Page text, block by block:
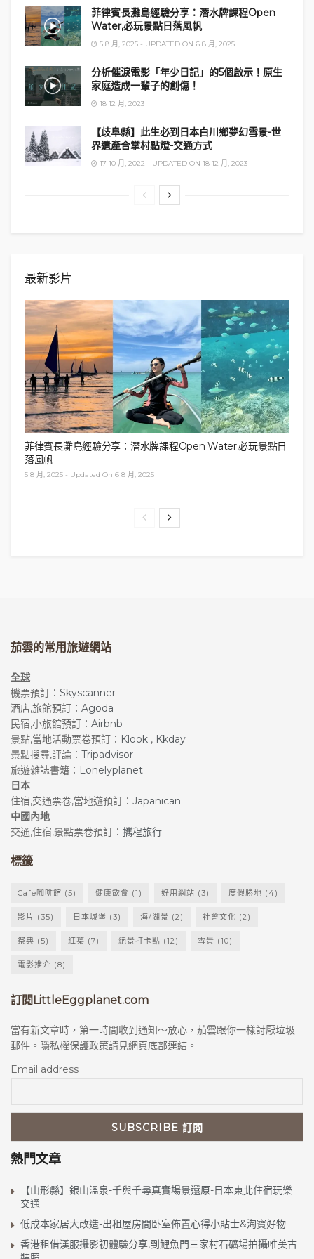
周邊散步
銀山溫泉一帶除了有溫泉街外，其實附近是有郊外散
步徑的，不過冬雪季節並不開放。
其他土產店和餐廳
銀山溫泉街區域的地方真的不大，可逛的商店並不
多，街上兩邊主要是有幾家土產店、工藝品店、和菓
子店和餐廳。
商店一覽（請按此）
銀山溫泉附近並沒有火車直達，需從
到達車站），無需提前預約，只需於入住後、離開銀
相關文章
【精華片段】17天跨越1/4個日本，尋找最美冬雪景色
之旅-東北中部北陸
[含影片]福島縣冬季限定:白雪蓋頂的鶴城,會津若松的
四季景點,祭典活動-日本東北
【東北絕景】福島縣裏磐梯五色沼紅葉之旅遊記-日本
的九寨溝!?
報網站-探索風景打卡好去處
更多旅遊資訊網站
尾花沢市観光物産協会
山形県観光物産協会
日本東北觀光
Karen（茄雲）
訪世界各地的美景，發掘精緻的餐廳和Cafe。世界這
麼大，實在有太多美好風光值得分享。
更多遊記和文章：
Facebook專頁：
https://www.facebook.com/littleeggplanet/
Instagram:https://www.instagram.com/karencheu
ng1219
菲律賓長灘島經驗分享：潛水牌課程Open
Water,必玩景點日落風帆
5 8 月, 2025 - UPDATED ON 6 8 月, 2025
分析催淚電影「年少日記」的5個啟示！原生
家庭造成一輩子的創傷！
18 12 月, 2023
【歧阜縣】此生必到日本白川鄉夢幻雪景-世
界遺產合掌村點燈-交通方式
17 10 月, 2022 - UPDATED ON 18 12 月, 2023
最新影片
菲律賓長灘島經驗分享：潛水牌課程Open Water,必玩景點日
落風帆
5 8 月, 2025 - Updated On 6 8 月, 2025
茄雲的常用旅遊網站
全球
機票預訂： Skyscanner
酒店,旅館預訂： Agoda
民宿,小旅館預訂： Airbnb
景點,當地活動票卷預訂： Klook , Kkday
景點搜尋,評論： Tripadvisor
旅遊雜誌書籍： Lonelyplanet
日本
住宿,交通票卷,當地遊預訂： Japanican
中國內地
交通,住宿,景點票卷預訂： 攜程旅行
標籤
Cafe咖啡館 (5) 健康飲食 (1) 好用網站 (3) 度假勝地 (4)
影片 (35) 日本城堡 (3) 海/湖景 (2) 社會文化 (2)
祭典 (5) 紅葉 (7) 絕景打卡點 (12) 雪景 (10)
電影推介 (8)
訂閱LittleEggplanet.com
當有新文章時，第一時間收到通知～放心，茄雲跟你一樣討厭垃圾
郵件。隱私權保護政策請見網頁底部連結。
Email address
熱門文章
【山形縣】銀山溫泉-千與千尋真實場景還原-日本東北住宿玩樂
交通
低成本家居大改造-出租屋房間卧室佈置心得小貼士&淘寶好物
香港租借漢服攝影初體驗分享,到鯉魚門三家村石礦場拍攝唯美古